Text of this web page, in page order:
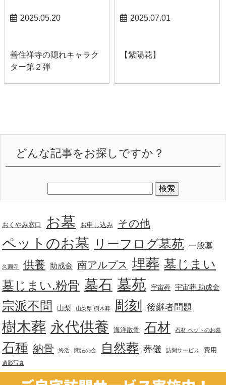
2025.05.20
善住禅寺の隠れキャラク
ター第２弾
2025.07.01
【紫陽花】
どんな記事をお探しですか？
おくやみ窓口 お墓 お申し込み その他
ペットのお墓 リーフログ墓苑 一般墓
久圓寺 供養 助成金 南アルプス 埋葬 墓じまい
墓じまい.粉骨 墓石 墓苑 宇宙葬 宇宙葬 助成金
宗派不問 山梨 山梨県 樹木葬 彫刻 後継者問題
樹木葬 永代供養 海洋散骨 石材 石材 ペットのお墓
石種 納骨 終活 聞法の会 自然葬 葬儀 訪問サービス 費用
遺影写真